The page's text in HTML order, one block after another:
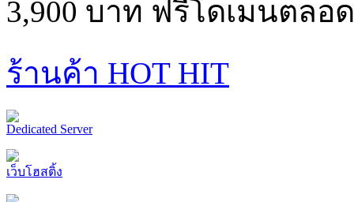
3,900 บาท ฟรีโดเมนตลอ
ร้านค้า HOT HIT
Dedicated Server
เว็บโฮสติ้ง